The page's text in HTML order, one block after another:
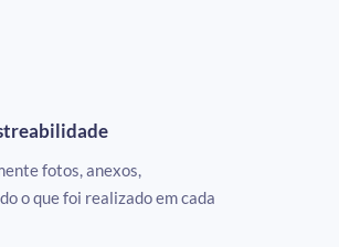
fotos, anexos,
o que foi realizado em cada